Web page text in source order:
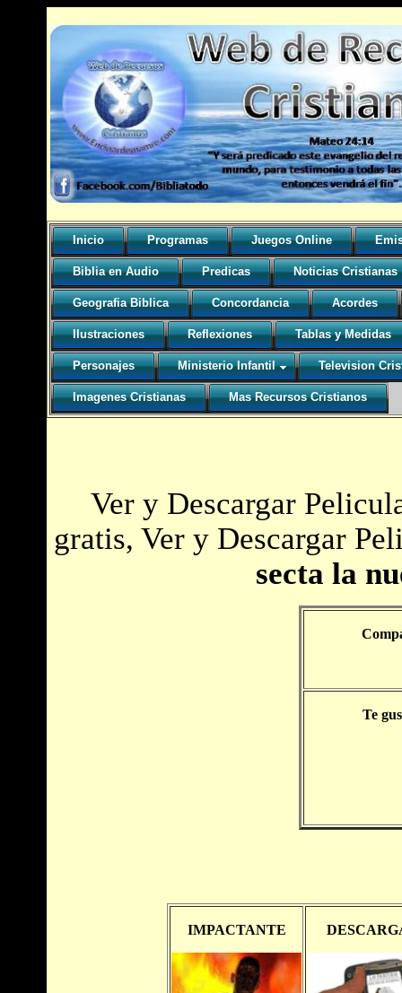
Inicio Programas Juegos Online
Biblia en Audio Predicas Noticias Cristianas
Geografia Biblica Concordancia Acordes
Ilustraciones Reflexiones Tablas y Medidas
Personajes Ministerio Infantil Television
Imagenes Cristianas Mas Recursos Cristianos
Ver y Descargar
gratis, Ver y Descargar
secta la
Te